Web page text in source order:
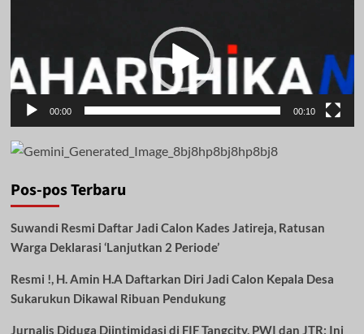
00:00 00:10
Pos-pos Terbaru
Suwandi Resmi Daftar Jadi Calon Kades Jatireja, Ratusan
Warga Deklarasi ‘Lanjutkan 2 Periode’
Resmi !, H. Amin H.A Daftarkan Diri Jadi Calon Kepala Desa
Sukarukun Dikawal Ribuan Pendukung
Jurnalis Diduga Diintimidasi di FIF Tangcity, PWI dan JTR: Ini